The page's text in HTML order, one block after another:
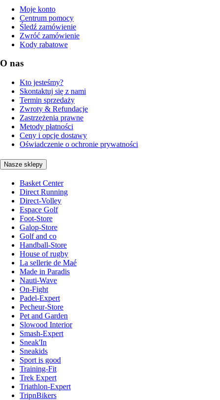
Moje konto
Centrum pomocy
Śledź zamówienie
Zwróć zamówienie
Kody rabatowe
O nas
Kto jesteśmy?
Skontaktuj się z nami
Termin sprzedaży
Zwroty & Refundacje
Zastrzeżenia prawne
Metody płatności
Ceny i opcje dostawy
Oświadczenie o ochronie prywatności
Nasze sklepy
Basket Center
Direct Running
Direct-Volley
Espace Golf
Foot-Store
Galop-Store
Golf and co
Handball-Store
House of rugby
La sellerie de Maé
Made in Paradis
Nauti-Wave
On-Fight
Padel-Expert
Pecheur-Store
Pet and Garden
Slowood Interior
Smash-Expert
Sneak'In
Sneakids
Sport is good
Training-Fit
Trek Expert
Triathlon-Expert
TripnBikers